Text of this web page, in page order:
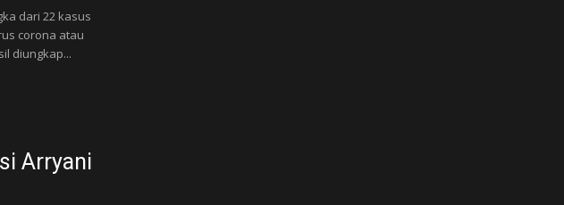
dari 22 kasus
corona atau
diungkap...
Arryani